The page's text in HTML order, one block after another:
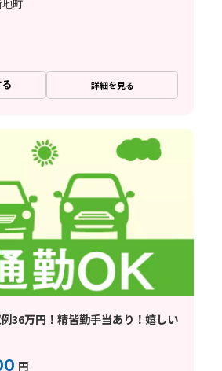
町
詳細を見る
例36万円！精皆勤手当あり！嬉しい
円